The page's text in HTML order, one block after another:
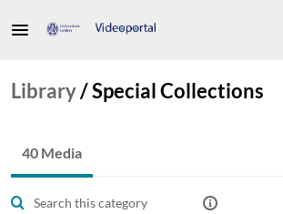
Library/Special Collections
40 Media